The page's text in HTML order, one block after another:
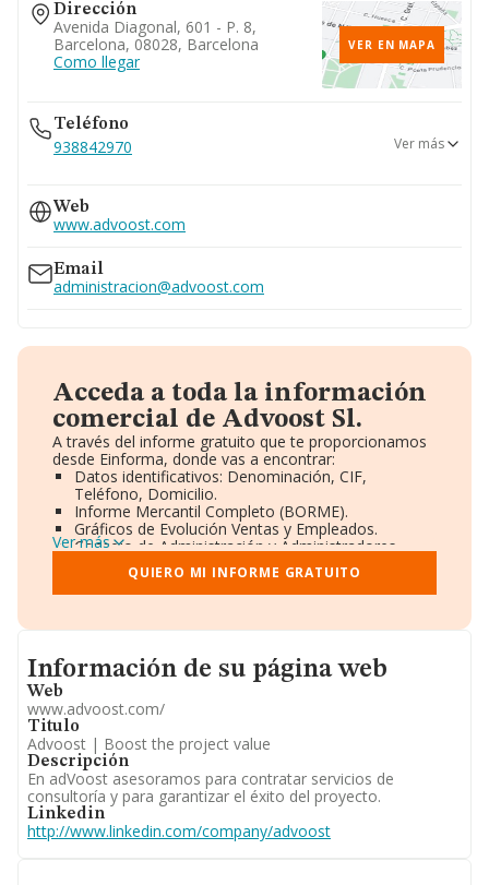
Dirección
Avenida Diagonal, 601 - P. 8,
Barcelona, 08028, Barcelona
Como llegar
VER EN MAPA
Teléfono
938842970
617...
Ver teléfono 617...
932556163
Ver más
Web
www.advoost.com
Email
administracion@advoost.com
Acceda a toda la información
comercial de Advoost Sl.
A través del informe gratuito que te proporcionamos
desde Einforma, donde vas a encontrar:
Datos identificativos: Denominación, CIF,
Teléfono, Domicilio.
Informe Mercantil Completo (BORME).
Gráficos de Evolución Ventas y Empleados.
Consejo de Administración y Administradores.
Directivos y Ejecutivos.
Accionistas.
Participaciones y Vinculaciones en otras empresas.
Información oficial y registral complementaria.
Ver más
QUIERO MI INFORME GRATUITO
Informacion de su página web
Información de su página web
Web
www.advoost.com/
Titulo
Advoost | Boost the project value
Descripción
En adVoost asesoramos para contratar servicios de
consultoría y para garantizar el éxito del proyecto.
Linkedin
http://www.linkedin.com/company/advoost